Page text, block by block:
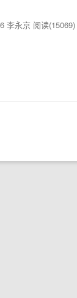
李永京 阅读(15069)